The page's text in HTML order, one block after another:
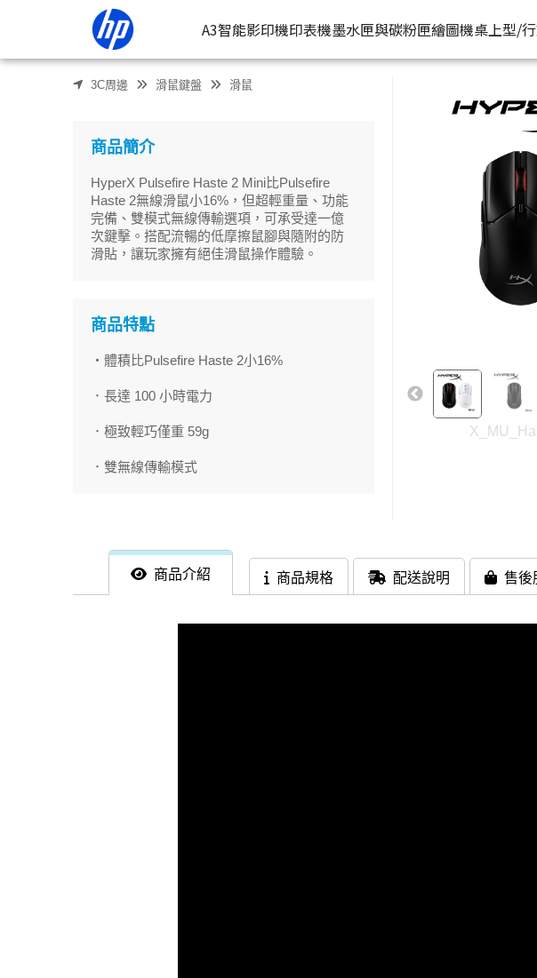
HyperX Pulsefire Haste 2 Mini 無線電競滑鼠 黑色(7D388AA)/白色(7D389AA) | HP®
A3智能影印機印表機
雷射印表機
相片印表機
按系列
家用
商用
工作室
設計
墨水匣與碳粉匣
碳粉匣
按容量
按顏色
繪圖機桌上型/
桌
Z2
Z4
個人筆電
Pavilion
超品系列
3C周邊 滑鼠鍵盤 滑鼠
商品簡介
HyperX Pulsefire Haste 2 Mini比Pulsefire
Haste 2無線滑鼠小16%，但超輕重量、功能
完備、雙模式無線傳輸選項，可承受達一億
次鍵擊。搭配流暢的低摩擦鼠腳與隨附的防
滑貼，讓玩家擁有絕佳滑鼠操作體驗。
商品特點
・體積比Pulsefire Haste 2小16%
．長達 100 小時電力
．極致輕巧僅重 59g
．雙無線傳輸模式
商品介紹 商品規格 配送說明 售後